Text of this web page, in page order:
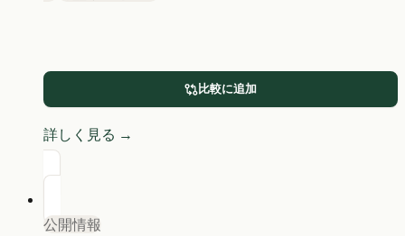
比較に追加
詳しく見る →
公開情報